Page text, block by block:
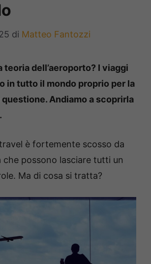
di Matteo Fantozzi
teoria dell’aeroporto? I viaggi
in tutto il mondo proprio per la
Andiamo a scoprirla
è fortemente scosso da
che possono lasciare tutti un
Ma di cosa si tratta?